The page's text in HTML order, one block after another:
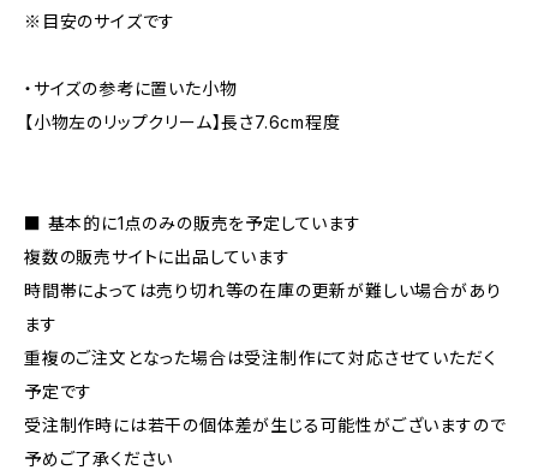
※目安のサイズです
・サイズの参考に置いた小物
【小物左のリップクリーム】長さ7.6cm程度
■ 基本的に1点のみの販売を予定しています
複数の販売サイトに出品しています
時間帯によっては売り切れ等の在庫の更新が難しい場合があり
ます
重複のご注文となった場合は受注制作にて対応させていただく
予定です
受注制作時には若干の個体差が生じる可能性がございますので
予めご了承ください